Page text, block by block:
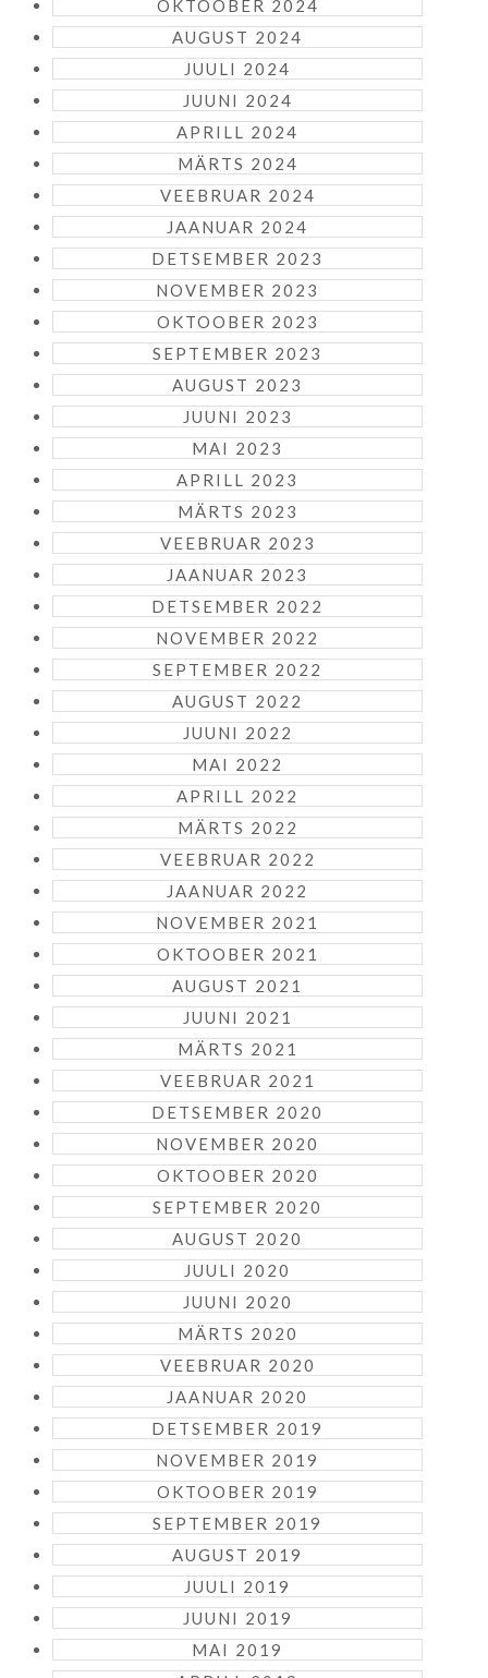
OKTOOBER 2024
AUGUST 2024
JUULI 2024
JUUNI 2024
APRILL 2024
MÄRTS 2024
VEEBRUAR 2024
JAANUAR 2024
DETSEMBER 2023
NOVEMBER 2023
OKTOOBER 2023
SEPTEMBER 2023
AUGUST 2023
JUUNI 2023
MAI 2023
APRILL 2023
MÄRTS 2023
VEEBRUAR 2023
JAANUAR 2023
DETSEMBER 2022
NOVEMBER 2022
SEPTEMBER 2022
AUGUST 2022
JUUNI 2022
MAI 2022
APRILL 2022
MÄRTS 2022
VEEBRUAR 2022
JAANUAR 2022
NOVEMBER 2021
OKTOOBER 2021
AUGUST 2021
JUUNI 2021
MÄRTS 2021
VEEBRUAR 2021
DETSEMBER 2020
NOVEMBER 2020
OKTOOBER 2020
SEPTEMBER 2020
AUGUST 2020
JUULI 2020
JUUNI 2020
MÄRTS 2020
VEEBRUAR 2020
JAANUAR 2020
DETSEMBER 2019
NOVEMBER 2019
OKTOOBER 2019
SEPTEMBER 2019
AUGUST 2019
JUULI 2019
JUUNI 2019
MAI 2019